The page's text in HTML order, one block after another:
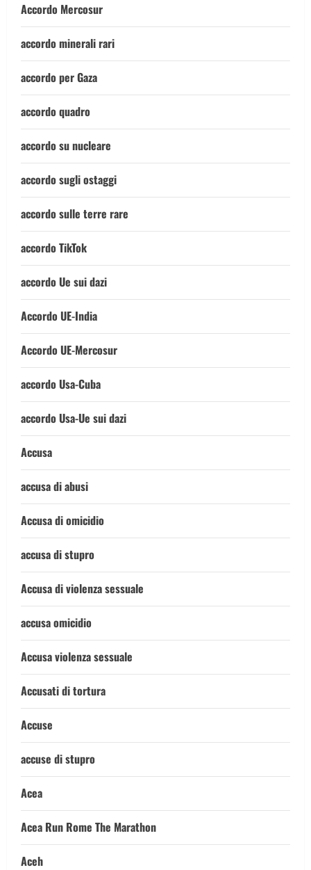
Accordo Mercosur
accordo minerali rari
accordo per Gaza
accordo quadro
accordo su nucleare
accordo sugli ostaggi
accordo sulle terre rare
accordo TikTok
accordo Ue sui dazi
Accordo UE-India
Accordo UE-Mercosur
accordo Usa-Cuba
accordo Usa-Ue sui dazi
Accusa
accusa di abusi
Accusa di omicidio
accusa di stupro
Accusa di violenza sessuale
accusa omicidio
Accusa violenza sessuale
Accusati di tortura
Accuse
accuse di stupro
Acea
Acea Run Rome The Marathon
Aceh